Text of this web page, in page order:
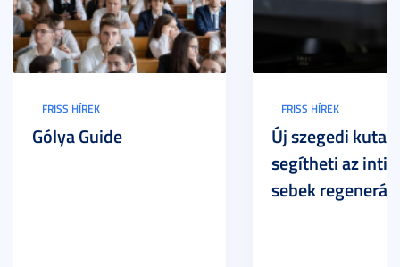
FRISS HÍREK
Gólya Guide
FRISS HÍREK
Új szegedi
segítheti az
sebek